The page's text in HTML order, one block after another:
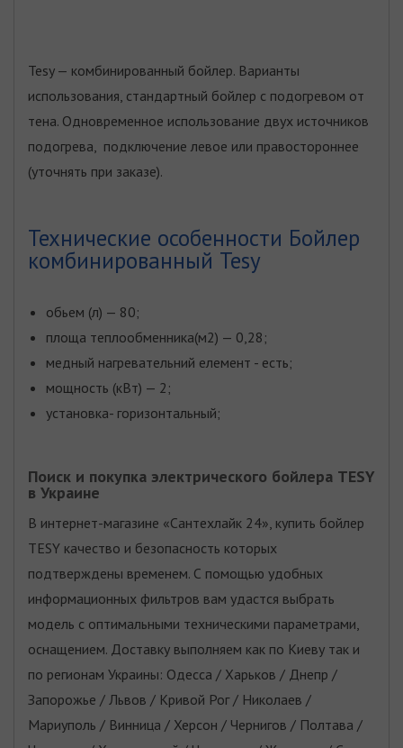
Tesy — комбинированный бойлер. Варианты
использования, стандартный бойлер с подогревом от
тена. Одновременное использование двух источников
подогрева, подключение левое или правостороннее
(уточнять при заказе).
Технические особенности Бойлер
комбинированный Tesy
обьем (л) — 80;
площа теплообменника(м2) — 0,28;
медный нагревательний елемент - есть;
мощность (кВт) — 2;
установка- горизонтальный;
Поиск и покупка электрического бойлера TESY
в Украине
В интернет-магазине «Сантехлайк 24», купить бойлер
ТESY качество и безопасность которых
подтверждены временем. С помощью удобных
информационных фильтров вам удастся выбрать
модель с оптимальными техническими параметрами,
оснащением. Доставку выполняем как по Киеву так и
по регионам Украины: Одесса / Харьков / Днепр /
Запорожье / Львов / Кривой Рог / Николаев /
Мариуполь / Винница / Херсон / Чернигов / Полтава /